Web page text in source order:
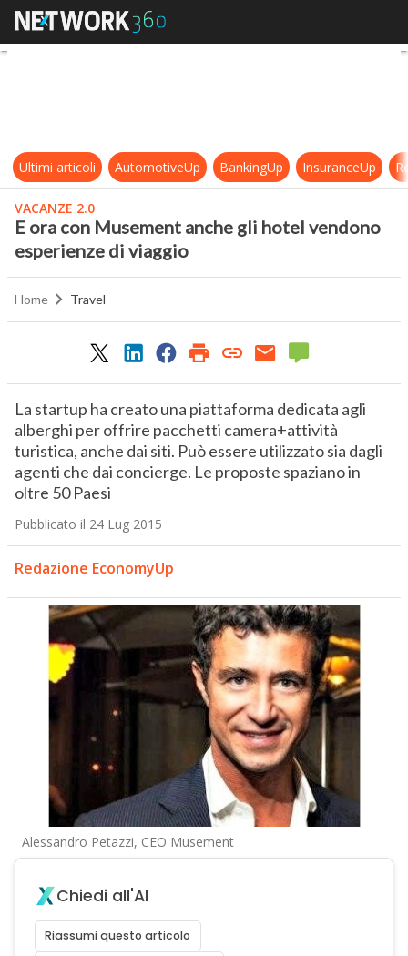
E ora con Musement anche gli
Ultimi articoli AutomotiveUp BankingUp InsuranceUp
VACANZE 2.0
E ora con Musement anche gli hotel vendono
esperienze di viaggio
Home Travel
La startup ha creato una piattaforma dedicata agli
alberghi per offrire pacchetti camera+attività
turistica, anche dai siti. Può essere utilizzato sia dagli
agenti che dai concierge. Le proposte spaziano in
oltre 50 Paesi
Pubblicato il 24 Lug 2015
Redazione EconomyUp
Alessandro Petazzi, CEO Musement
Chiedi all'AI
Riassumi questo articolo